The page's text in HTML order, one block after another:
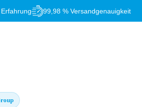
99,98 % Versandgenauigkeit